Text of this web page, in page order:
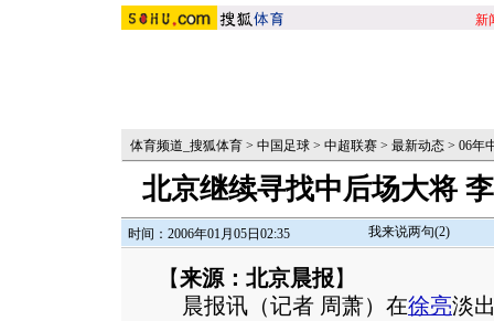
新
体育频道_搜狐体育 > 中国足球 > 中超联赛 > 最新动态 > 06年
北京继续寻找中后场大将
时间：2006年01月05日02:35 我来说两句(2)
【来源：北京晨报 】
晨报讯（记者 周萧）在徐亮淡